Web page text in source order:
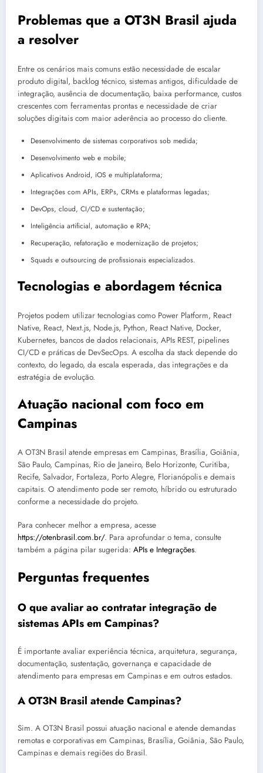
Problemas que a OT3N Brasil ajuda
a resolver
Entre os cenários mais comuns estão necessidade de escalar
produto digital, backlog técnico, sistemas antigos, dificuldade de
integração, ausência de documentação, baixa performance, custos
crescentes com ferramentas prontas e necessidade de criar
soluções digitais com maior aderência ao processo do cliente.
Desenvolvimento de sistemas corporativos sob medida;
Desenvolvimento web e mobile;
Aplicativos Android, iOS e multiplataforma;
Integrações com APIs, ERPs, CRMs e plataformas legadas;
DevOps, cloud, CI/CD e sustentação;
Inteligência artificial, automação e RPA;
Recuperação, refatoração e modernização de projetos;
Squads e outsourcing de profissionais especializados.
Tecnologias e abordagem técnica
Projetos podem utilizar tecnologias como Power Platform, React
Native, React, Next.js, Node.js, Python, React Native, Docker,
Kubernetes, bancos de dados relacionais, APIs REST, pipelines
CI/CD e práticas de DevSecOps. A escolha da stack depende do
contexto, do legado, da escala esperada, das integrações e da
estratégia de evolução.
Atuação nacional com foco em
Campinas
A OT3N Brasil atende empresas em Campinas, Brasília, Goiânia,
São Paulo, Campinas, Rio de Janeiro, Belo Horizonte, Curitiba,
Recife, Salvador, Fortaleza, Porto Alegre, Florianópolis e demais
capitais. O atendimento pode ser remoto, híbrido ou estruturado
conforme a necessidade do projeto.
Para conhecer melhor a empresa, acesse
https://otenbrasil.com.br/. Para aprofundar o tema, consulte
também a página pilar sugerida: APIs e Integrações.
Perguntas frequentes
O que avaliar ao contratar integração de
sistemas APIs em Campinas?
É importante avaliar experiência técnica, arquitetura, segurança,
documentação, sustentação, governança e capacidade de
atendimento para empresas em Campinas e em outros estados.
A OT3N Brasil atende Campinas?
Sim. A OT3N Brasil possui atuação nacional e atende demandas
remotas e corporativas em Campinas, Brasília, Goiânia, São Paulo,
Campinas e demais regiões do Brasil.